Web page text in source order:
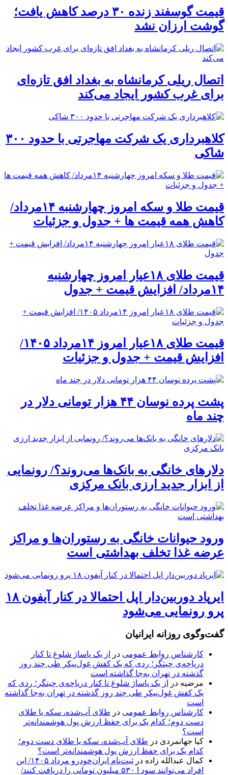
قیمت گوسفند زنده ۳۰ درصد کاهش یافت؛
گوشت ارزان نشد
اتصال ریلی کرمانشاه به بغداد افق تازه‌ای
برای غرب کشور ایجاد می‌کند
کلاهبرداری یک شرکت مهاجرتی با حدود ۳۰۰
شاکی
قیمت طلا و سکه امروز چهارشنبه ۱۴مرداد/
کاهش همه قیمت ها + جدول و جزئیات
قیمت طلای ۱۸عیار امروز چهارشنبه
۱۴مرداد/ افزایش قیمت + جدول
قیمت طلای ۱۸عیار امروز ۱۴مرداد ۱۴۰۵/
افزایش قیمت + جدول و جزئیات
پشت پرده نوسان ۴۴ هزار تومانی دلار در
چند ماه
دلارهای خانگی به بانک‌ها می‌روند؟/ رونمایی
از ابزار جدید ارزی بانک مرکزی
ورود حیوانات خانگی به رستوران‌ها و مراکز
عرضه غذا تخلف بهداشتی است
ایرپاد دوربین‌دار اپل احتمالا در کنار آیفون ۱۸
پرو رونمایی می‌شود
گفت‌وگوی روزانه ایرانیان
کارشناس روابط عمومی در
از یک پاساژ شلوغ تا کنار
دریاچه‌ی چیتگر؛ ردی که یک کفش غول‌پیکر طی چند روز
گذشته در تهران به‌جا گذاشته است
مرضیه در
از یک پاساژ شلوغ تا کنار دریاچه‌ی چیتگر؛ ردی که
یک کفش غول‌پیکر طی چند روز گذشته در تهران به‌جا گذاشته
است
کارشناس روابط عمومی در طلای آب‌شده، سکه یا طلای
دست دوم؛ کدام یک برای حفظ ارزش پول هوشمندانه‌تر
است؟
کیا جهانمردی در طلای آب‌شده، سکه یا طلای دست دوم؛
کدام یک برای حفظ ارزش پول هوشمندانه‌تر است؟
کمال عبدالله زاده در
ثبت‌نام ایران‌خودرو مرداد ۱۴۰۵/ این
افراد می‌توانند سود ا ۵۳۰ میلیون تومانی را دریافت کنند/